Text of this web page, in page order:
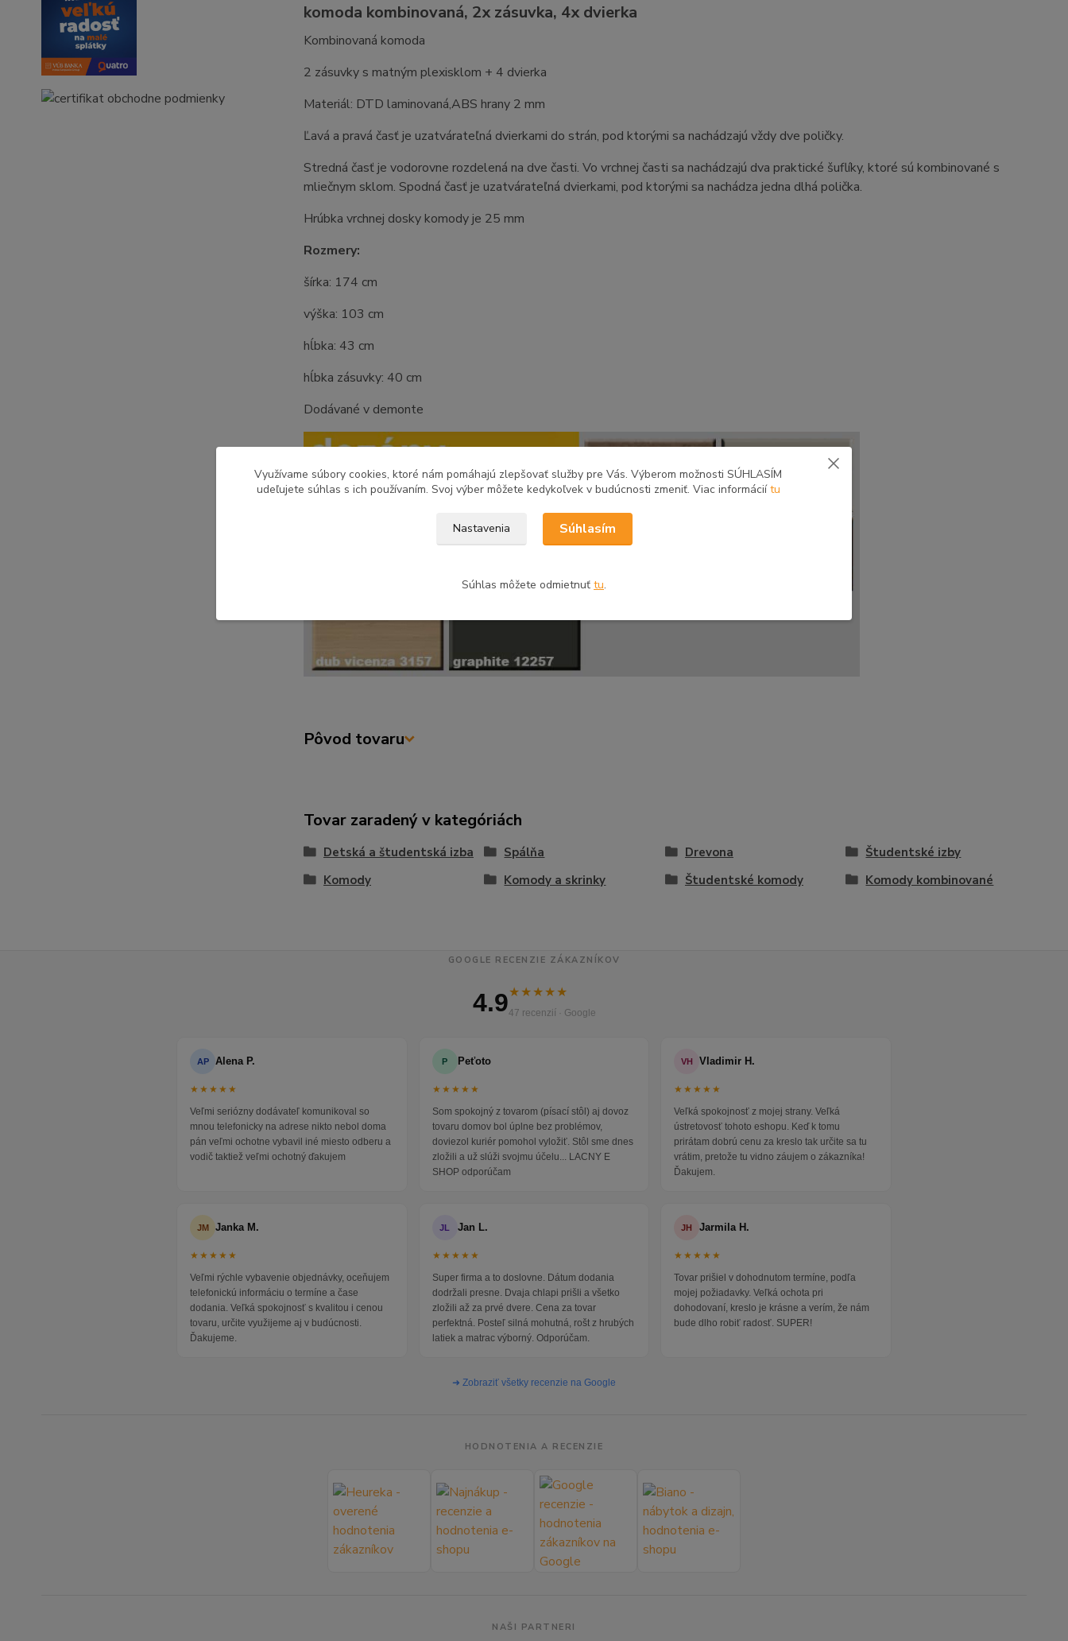
komoda kombinovaná, 2x zásuvka, 4x dvierka
Kombinovaná komoda
2 zásuvky s matným plexisklom + 4 dvierka
Materiál: DTD laminovaná,ABS hrany 2 mm
Ľavá a pravá časť je uzatvárateľná dvierkami do strán, pod ktorými sa nachádzajú vždy dve poličky.
Stredná časť je vodorovne rozdelená na dve časti. Vo vrchnej časti sa nachádzajú dva praktické šuflíky, ktoré sú kombinované s
mliečnym sklom. Spodná časť je uzatvárateľná dvierkami, pod ktorými sa nachádza jedna dlhá polička.
Hrúbka vrchnej dosky komody je 25 mm
Rozmery:
šírka: 174 cm
výška: 103 cm
hĺbka: 43 cm
hĺbka zásuvky: 40 cm
Dodávané v demonte
Pôvod tovaru
Tovar zaradený v kategóriách
Detská a študentská izba Spálňa Drevona
Študentské izby
Komody
Komody a skrinky Študentské komody Komody kombinované
GOOGLE RECENZIE ZÁKAZNÍKOV
4.9★★★★★
47 recenzií · Google
AP Alena P.
★★★★★
Veľmi seriózny dodávateľ komunikoval so
mnou telefonicky na adrese nikto nebol doma
pán veľmi ochotne vybavil iné miesto odberu a
vodič taktiež veľmi ochotný ďakujem
P Peťoto
★★★★★
Som spokojný z tovarom (písací stôl) aj dovoz
tovaru domov bol úplne bez problémov,
doviezol kuriér pomohol vyložiť. Stôl sme dnes
zložili a už slúži svojmu účelu... LACNY E
SHOP odporúčam
VH Vladimir H.
★★★★★
Veľká spokojnosť z mojej strany. Veľká
ústretovosť tohoto eshopu. Keď k tomu
prirátam dobrú cenu za kreslo tak určite sa tu
vrátim, pretože tu vidno záujem o zákazníka!
Ďakujem.
JM Janka M.
★★★★★
Veľmi rýchle vybavenie objednávky, oceňujem
telefonickú informáciu o termíne a čase
dodania. Veľká spokojnosť s kvalitou i cenou
tovaru, určite využijeme aj v budúcnosti.
Ďakujeme.
JL Jan L.
★★★★★
Super firma a to doslovne. Dátum dodania
dodržali presne. Dvaja chlapi prišli a všetko
zložili až za prvé dvere. Cena za tovar
perfektná. Posteľ silná mohutná, rošt z hrubých
latiek a matrac výborný. Odporúčam.
JH Jarmila H.
★★★★★
Tovar prišiel v dohodnutom termíne, podľa
mojej požiadavky. Veľká ochota pri
dohodovaní, kreslo je krásne a verím, že nám
bude dlho robiť radosť. SUPER!
➜ Zobraziť všetky recenzie na Google
HODNOTENIA A RECENZIE
NAŠI PARTNERI
Využívame súbory cookies, ktoré nám pomáhajú zlepšovať služby pre Vás. Výberom možnosti SÚHLASÍM
udeľujete súhlas s ich používaním. Svoj výber môžete kedykoľvek v budúcnosti zmeniť. Viac informáciítu
Nastavenia Súhlasím
Súhlas môžete odmietnuť tu.